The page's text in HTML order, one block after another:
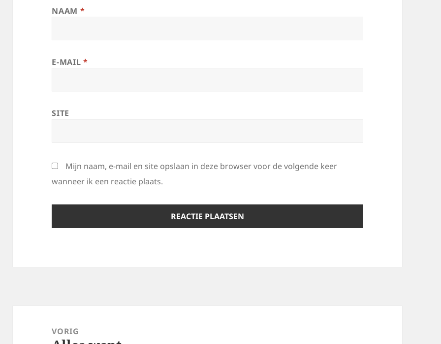
NAAM *
E-MAIL *
SITE
Mijn naam, e-mail en site opslaan in deze browser voor de volgende keer
wanneer ik een reactie plaats.
navigatieVORIG